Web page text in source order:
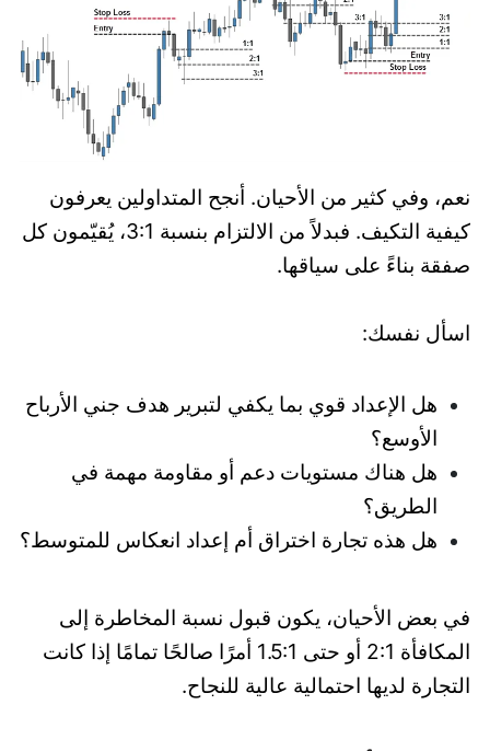
نعم، وفي كثير من الأحيان. أنجح المتداولين يعرفون
كيفية التكيف. فبدلاً من الالتزام بنسبة 3:1، يُقيّمون كل
صفقة بناءً على سياقها.
اسأل نفسك:
هل الإعداد قوي بما يكفي لتبرير هدف جني الأرباح
الأوسع؟
هل هناك مستويات دعم أو مقاومة مهمة في
الطريق؟
هل هذه تجارة اختراق أم إعداد انعكاس للمتوسط؟
في بعض الأحيان، يكون قبول نسبة المخاطرة إلى
المكافأة 2:1 أو حتى 1.5:1 أمرًا صالحًا تمامًا إذا كانت
التجارة لديها احتمالية عالية للنجاح.